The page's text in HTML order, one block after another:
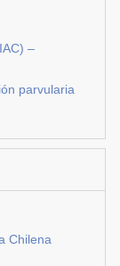
–
parvularia
Chilena